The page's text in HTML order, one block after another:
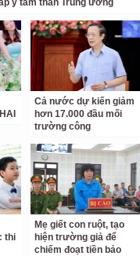
y tâm thần Trung ương
Cả nước dự kiến giảm
hơn 17.000 đầu mối
trường công
thi
Mẹ giết con ruột, tạo
hiện trường giả để
chiếm đoạt tiền bảo